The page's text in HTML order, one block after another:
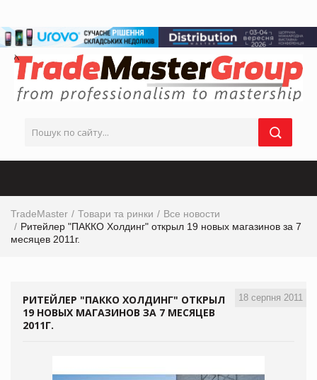
TradeMaster Товари та ринки
Все новости
Ритейлер "ПАККО Холдинг" открыл 19 новых магазинов за 7
месяцев 2011г.
18 серпня 2011
РИТЕЙЛЕР "ПАККО ХОЛДИНГ" ОТКРЫЛ
19 НОВЫХ МАГАЗИНОВ ЗА 7 МЕСЯЦЕВ
2011Г.